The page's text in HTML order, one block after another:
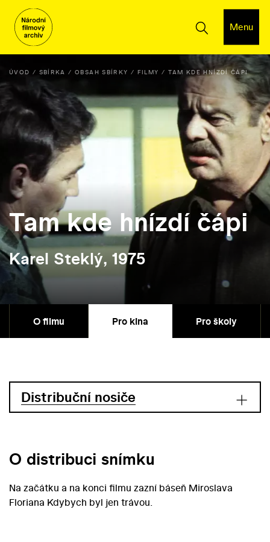
Menu
ÚVOD SBÍRKA OBSAH SBÍRKY FILMY TAM KDE HNÍZDÍ ČÁPI
Tam kde hnízdí čápi
Karel Steklý, 1975
O filmu Pro kina Pro školy
Distribuční nosiče
O distribuci snímku
Na začátku a na konci filmu zazní báseň Miroslava
Floriana Kdybych byl jen trávou.